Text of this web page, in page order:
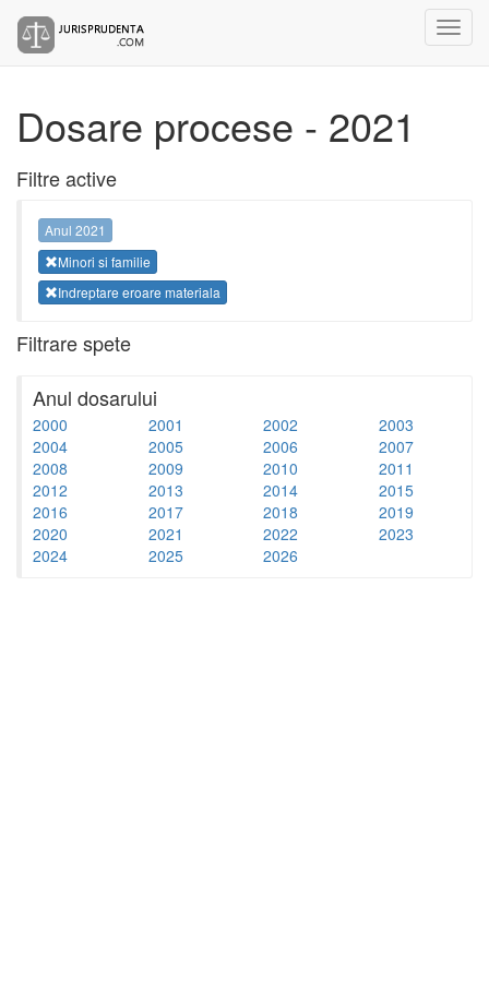
Dosare procese - 2021
Filtre active
Anul 2021
Minori si familie
Indreptare eroare materiala
Filtrare spete
Anul dosarului
2000 2001 2002
2003
2004
2005 2006
2007
2008
2009 2010
2011
2012
2013 2014
2015
2016
2017 2018
2019
2020
2021 2022
2023
2024
2025 2026